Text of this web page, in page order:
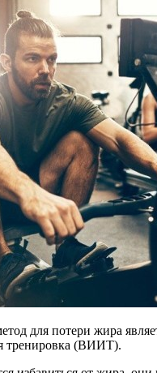
для потери жира
тренировка (ВИИТ).